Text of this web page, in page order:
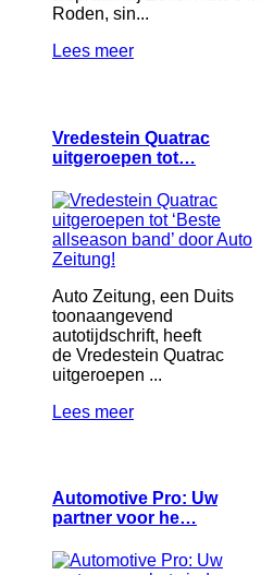
Roden, sin...
Lees meer
Vredestein Quatrac
uitgeroepen tot…
Auto Zeitung, een Duits
toonaangevend
autotijdschrift, heeft
de Vredestein Quatrac
uitgeroepen ...
Lees meer
Automotive Pro: Uw
partner voor he…